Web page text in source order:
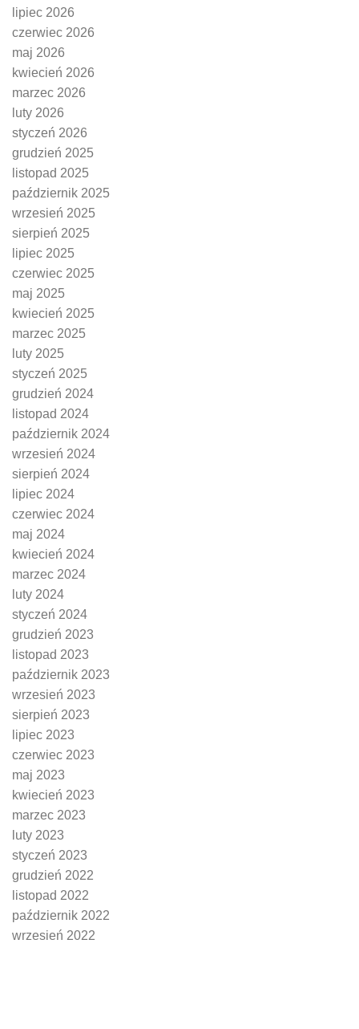
lipiec 2026
czerwiec 2026
maj 2026
kwiecień 2026
marzec 2026
luty 2026
styczeń 2026
grudzień 2025
listopad 2025
październik 2025
wrzesień 2025
sierpień 2025
lipiec 2025
czerwiec 2025
maj 2025
kwiecień 2025
marzec 2025
luty 2025
styczeń 2025
grudzień 2024
listopad 2024
październik 2024
wrzesień 2024
sierpień 2024
lipiec 2024
czerwiec 2024
maj 2024
kwiecień 2024
marzec 2024
luty 2024
styczeń 2024
grudzień 2023
listopad 2023
październik 2023
wrzesień 2023
sierpień 2023
lipiec 2023
czerwiec 2023
maj 2023
kwiecień 2023
marzec 2023
luty 2023
styczeń 2023
grudzień 2022
listopad 2022
październik 2022
wrzesień 2022